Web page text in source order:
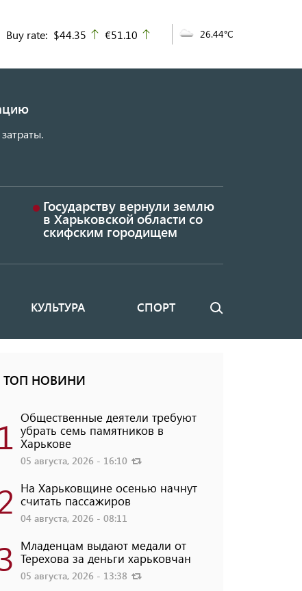
Buy rate: $44.35 up
€51.10 26.44°C
Государству вернули землю
в Харьковской области со
скифским городищем
КУЛЬТУРА СПОРТ Поиск
ТОП НОВИНИ
1 Общественные деятели требуют
убрать семь памятников в
Харькове
05 августа, 2026 - 16:10
На Харьковщине осенью начнут
считать пассажиров
04 августа, 2026 - 08:11
Младенцам выдают медали от
Терехова за деньги харьковчан
05 августа, 2026 - 13:38